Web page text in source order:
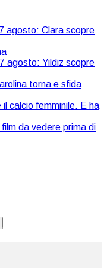
agosto: Clara scopre
agosto: Yildiz scopre
torna e sfida
calcio femminile. E ha
da vedere prima di